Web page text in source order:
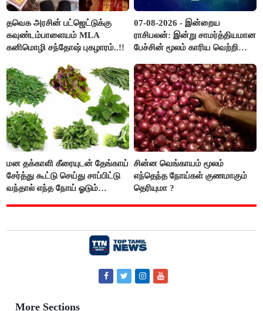
தவெக அரசின் பட்ஜெட்டுக்கு
கவுண்டம்பாளையம் MLA
கனிமொழி சந்தோஷ் புகழாரம்..!!
07-08-2026 - இன்றைய
ராசிபலன்: இன்று சாமர்த்தியமான
பேச்சின் மூலம் காரிய வெற்றி
பொறுப்புகளை ஒப்படைப்பதில்
கவனம் தேவை..!
மன தக்காளி கீரையுடன் தேங்காய்
சேர்த்து கூட்டு செய்து சாப்பிட்டு
வந்தால் எந்த நோய் ஓடும்
சின்ன வெங்காயம் மூலம்
எந்தெந்த நோய்கள் குணமாகும்
தெரியுமா ?
More Sections